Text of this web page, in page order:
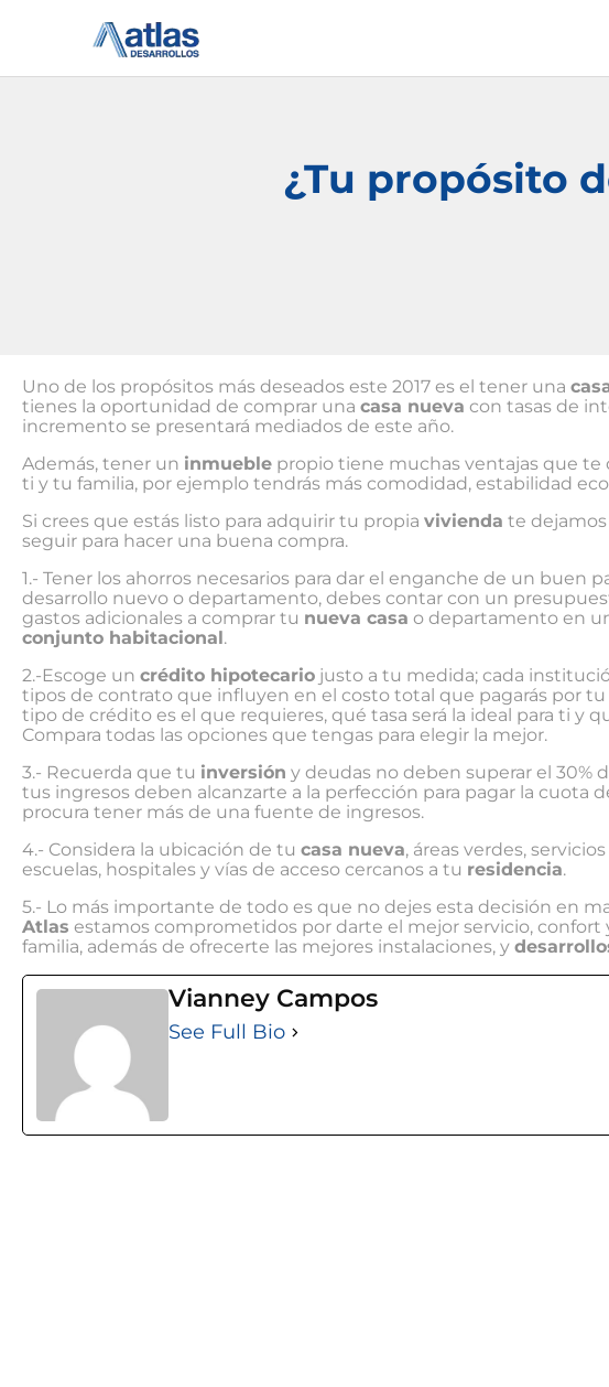
¿Tu propósito
Uno de los propósitos más deseados este 2017 es el tener una
tienes la oportunidad de comprar una casa nueva con tasas de
incremento se presentará mediados de este año.
Además, tener un inmueble propio tiene muchas ventajas que te
ti y tu familia, por ejemplo tendrás más comodidad, estabilidad
Si crees que estás listo para adquirir tu propia vivienda te
seguir para hacer una buena compra.
1.- Tener los ahorros necesarios para dar el enganche de un buen
desarrollo nuevo o departamento, debes contar con un
gastos adicionales a comprar tu nueva casa o departamento en
conjunto habitacional .
2.-Escoge un crédito hipotecario justo a tu medida; cada
tipos de contrato que influyen en el costo total que pagarás por tu
tipo de crédito es el que requieres, qué tasa será la ideal para ti y
Compara todas las opciones que tengas para elegir la mejor.
3.- Recuerda que tu inversión y deudas no deben superar el 30%
tus ingresos deben alcanzarte a la perfección para pagar la cuota
procura tener más de una fuente de ingresos.
4.- Considera la ubicación de tu casa nueva, áreas verdes,
escuelas, hospitales y vías de acceso cercanos a tu residencia.
5.- Lo más importante de todo es que no dejes esta decisión en
Atlas estamos comprometidos por darte el mejor servicio, confort
familia, además de ofrecerte las mejores instalaciones, y
Vianney Campos
See Full Bio